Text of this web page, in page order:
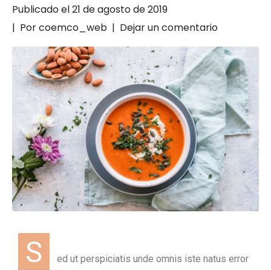
Publicado el21 de agosto de 2019
Porcoemco_web Dejar un comentario
S
ed ut perspiciatis unde omnis iste natus error